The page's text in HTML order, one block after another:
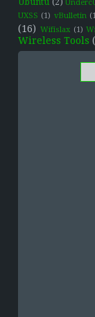
UXSS (1) vBulletin
(16) Wifislax (1)
Wireless Tools